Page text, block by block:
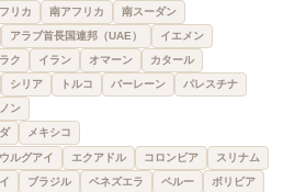
リカ 南アフリカ 南スーダン
アラブ首長国連邦（UAE）
イエメン
ク イラン オマーン
カタール
シリア トルコ バーレーン
パレスチナ
ン
メキシコ
ウルグアイ エクアドル コロンビア
スリナム
ブラジル ベネズエラ ペルー ボリビア